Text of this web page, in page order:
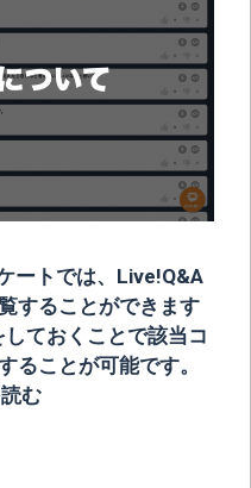
ートでは、Live!Q&A
することができます
ておくことで該当コ
ることが可能です。
む